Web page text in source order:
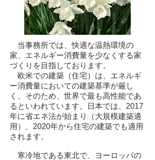
当事務所では、快適な温熱環境の
家、エネルギー消費量を少なくする家
づくりを目指しております。
欧米での建築（住宅）は、エネルギ
ー消費量においての建築基準が厳し
く、そのため、世界で最も高性能であ
るといわれています。日本では、2017
年に省エネ法が始まり（大規模建築適
用）、2020年から住宅の建築でも適用
されます。
寒冷地である東北で、ヨーロッパの